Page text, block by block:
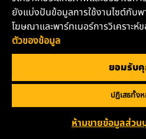
ความเป็นส่วนตัวของข้อมูล
ประกาศด้านกฎหมาย
บริษัท มันน์ แอนด์ ฮุมเมิล (ประเทศ
เลขที่ 152 อาคารชาร์เตอร์ สแควร์
สาทรเหนือ แขวงสีลม เขตบางรัก ก
อีเมล: TH.info@mann-
Copyright 2024 MANN+HUMMEL. All
ยังแบ่งปันข้อมูลการใช้งานไซต์กับพ
โฆษณาและพาร์ทเนอร์การวิเคราะห์
ตัวของข้อมูล
ยอมรับ
ปฏิเสธทั้ง
ห้ามขายข้อมูลส่ว